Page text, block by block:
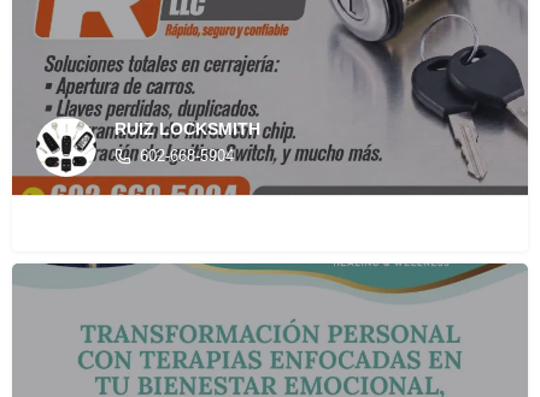
RUIZ LOCKSMITH
602-668-5904